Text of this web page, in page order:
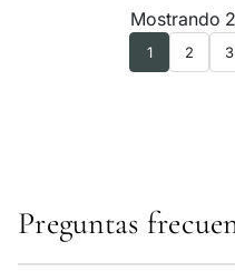
Mostrando
1 2 3
Preguntas